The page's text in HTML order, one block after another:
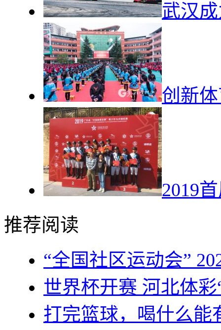
武汉
创新
2019
推荐阅读
“全国社区运动会”
世界杯开赛 河北体
打完篮球，喝什么能